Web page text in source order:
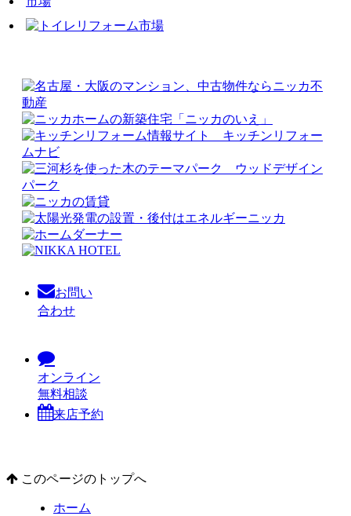
お問い
合わせ
オンライン
無料相談
来店予約
このページのトップへ
ホーム